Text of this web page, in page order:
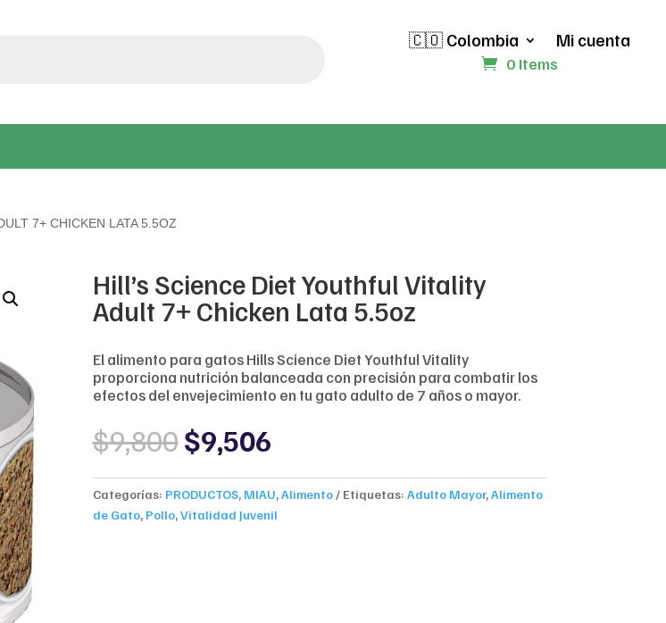
🇨🇴 Colombia Mi cuenta
0 Items
7+ CHICKEN LATA 5.5OZ
Hill’s Science Diet Youthful Vitality
Adult 7+ Chicken Lata 5.5oz
El alimento para gatos Hills Science Diet Youthful Vitality
proporciona nutrición balanceada con precisión para combatir los
efectos del envejecimiento en tu gato adulto de 7 años o mayor.
$9,800Original
price
was:
$9,800.
$9,506Current
price
is:
$9,506.
Categorías: PRODUCTOS, MIAU,Alimento Etiquetas: Adulto Mayor,Alimento
de Gato, Pollo,Vitalidad Juvenil